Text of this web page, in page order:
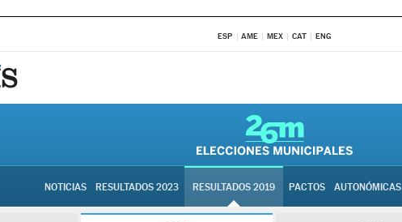
ESP AME MEX CAT ENG
NOTICIAS RESULTADOS 2023 RESULTADOS 2019 PACTOS AUTONÓMICAS